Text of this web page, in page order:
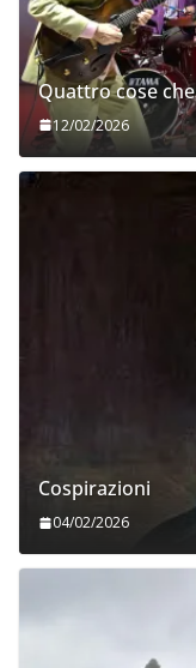
Quattro cose
12/02/2026
Cospirazioni
04/02/2026